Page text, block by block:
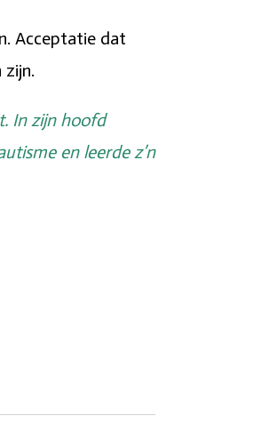
Acceptatie dat
In zijn hoofd
en leerde z’n